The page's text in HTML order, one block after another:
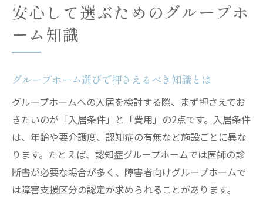
安心して選ぶためのグループホ
ーム知識
グループホーム選びで押さえるべき知識とは
グループホームへの入居を検討する際、まず押さえてお
きたいのが「入居条件」と「費用」の2点です。入居条件
は、年齢や要介護度、認知症の有無など施設ごとに異な
ります。たとえば、認知症グループホームでは医師の診
断書が必要な場合が多く、障害者向けグループホームで
は障害支援区分の認定が求められることがあります。